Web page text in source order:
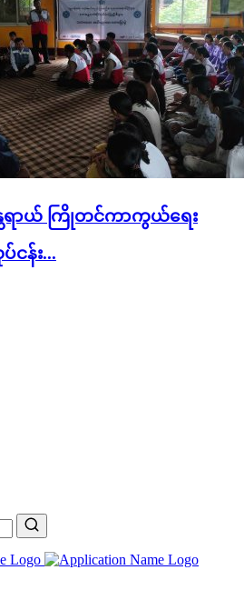
ရာယ် ကြိုတင်ကာကွယ်ရေး
န်း...